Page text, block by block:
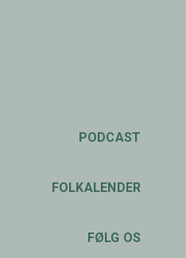
PODCAST
FOLKALENDER
FØLG OS